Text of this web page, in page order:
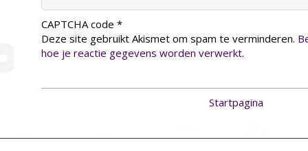
CAPTCHA code *
Deze site gebruikt Akismet om spam te verminderen.
hoe je reactie gegevens worden verwerkt.
Startpagina